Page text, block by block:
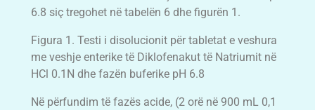
6.8 siç tregohet në tabelën 6 dhe figurën 1.
Figura 1. Testi i disolucionit për tabletat e veshura
me veshje enterike të Diklofenakut të Natriumit në
HCl 0.1N dhe fazën buferike pH 6.8
Në përfundim të fazës acide, (2 orë në 900 mL 0,1